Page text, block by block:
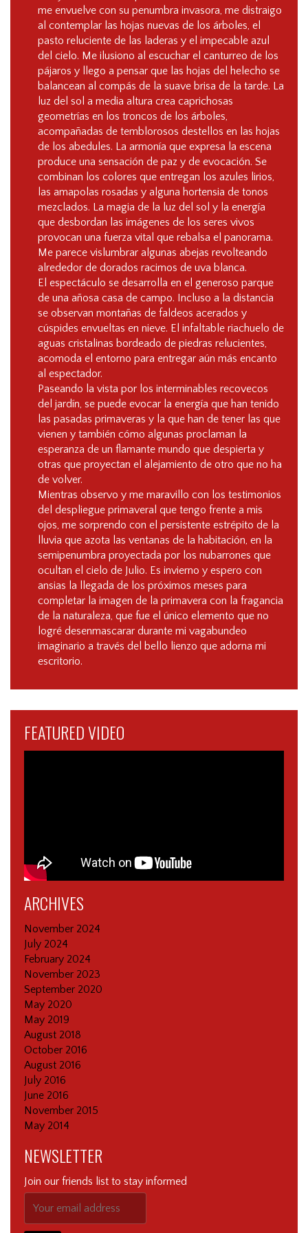
me envuelve con su penumbra invasora, me distraigo
al contemplar las hojas nuevas de los árboles, el
pasto reluciente de las laderas y el impecable azul
del cielo. Me ilusiono al escuchar el canturreo de los
pájaros y llego a pensar que las hojas del helecho se
balancean al compás de la suave brisa de la tarde. La
luz del sol a media altura crea caprichosas
geometrías en los troncos de los árboles,
acompañadas de temblorosos destellos en las hojas
de los abedules. La armonía que expresa la escena
produce una sensación de paz y de evocación. Se
combinan los colores que entregan los azules lirios,
las amapolas rosadas y alguna hortensia de tonos
mezclados. La magia de la luz del sol y la energía
que desbordan las imágenes de los seres vivos
provocan una fuerza vital que rebalsa el panorama.
Me parece vislumbrar algunas abejas revolteando
alrededor de dorados racimos de uva blanca.
El espectáculo se desarrolla en el generoso parque
de una añosa casa de campo. Incluso a la distancia
se observan montañas de faldeos acerados y
cúspides envueltas en nieve. El infaltable riachuelo de
aguas cristalinas bordeado de piedras relucientes,
acomoda el entorno para entregar aún más encanto
al espectador.
Paseando la vista por los interminables recovecos
del jardín, se puede evocar la energía que han tenido
las pasadas primaveras y la que han de tener las que
vienen y también cómo algunas proclaman la
esperanza de un flamante mundo que despierta y
otras que proyectan el alejamiento de otro que no ha
de volver.
Mientras observo y me maravillo con los testimonios
del despliegue primaveral que tengo frente a mis
ojos, me sorprendo con el persistente estrépito de la
lluvia que azota las ventanas de la habitación, en la
semipenumbra proyectada por los nubarrones que
ocultan el cielo de Julio. Es invierno y espero con
ansias la llegada de los próximos meses para
completar la imagen de la primavera con la fragancia
de la naturaleza, que fue el único elemento que no
logré desenmascarar durante mi vagabundeo
imaginario a través del bello lienzo que adorna mi
escritorio.
FEATURED VIDEO
ARCHIVES
November 2024
July 2024
February 2024
November 2023
September 2020
May 2020
May 2019
August 2018
October 2016
August 2016
July 2016
June 2016
November 2015
May 2014
NEWSLETTER
Join our friends list to stay informed